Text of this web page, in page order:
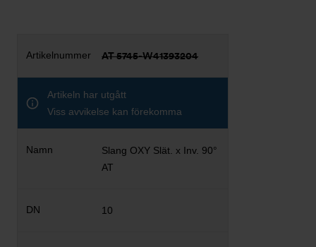
AT 5745-W41393204
Artikeln har utgått
Viss avvikelse kan förekomma
Slang OXY Slät. x Inv. 90°
AT
10